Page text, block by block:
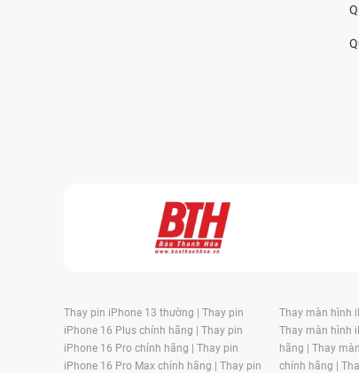
Thay pin iPhone 13 thường | Thay pin
iPhone 16 Plus chính hãng | Thay pin
iPhone 16 Pro chính hãng | Thay pin
iPhone 16 Pro Max chính hãng | Thay pin
Thay màn hình
Thay màn hình
hãng | Thay
chính hãng |